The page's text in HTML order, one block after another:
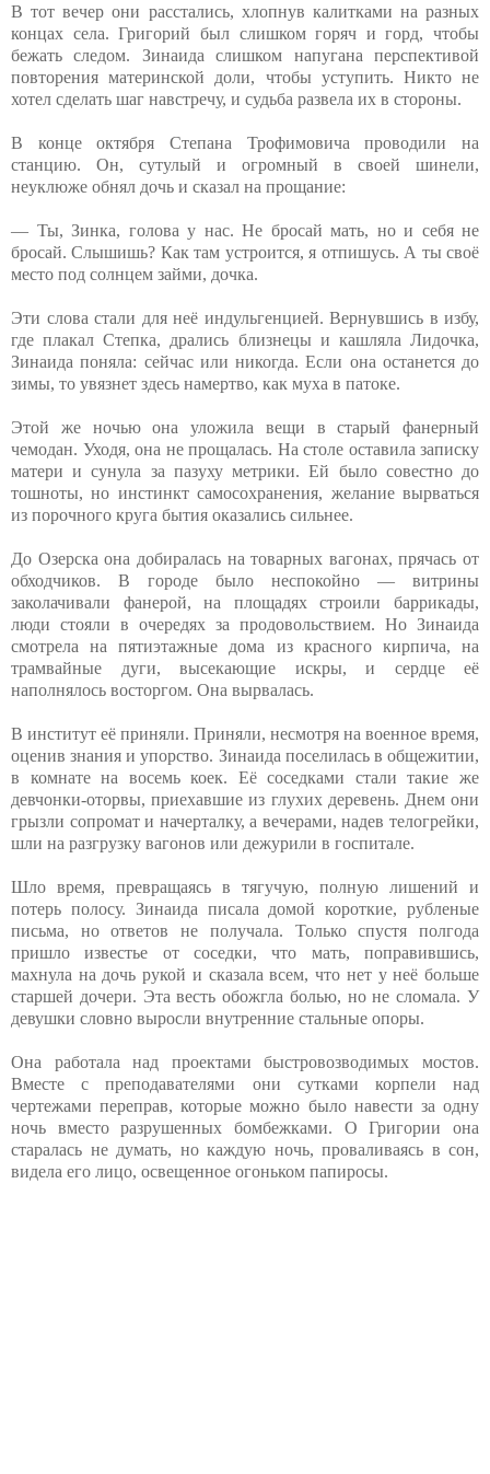
В тот вечер они расстались, хлопнув калитками на разных
концах села. Григорий был слишком горяч и горд, чтобы
бежать следом. Зинаида слишком напугана перспективой
повторения материнской доли, чтобы уступить. Никто не
хотел сделать шаг навстречу, и судьба развела их в стороны.
В конце октября Степана Трофимовича проводили на
станцию. Он, сутулый и огромный в своей шинели,
неуклюже обнял дочь и сказал на прощание:
— Ты, Зинка, голова у нас. Не бросай мать, но и себя не
бросай. Слышишь? Как там устроится, я отпишусь. А ты своё
место под солнцем займи, дочка.
Эти слова стали для неё индульгенцией. Вернувшись в избу,
где плакал Степка, дрались близнецы и кашляла Лидочка,
Зинаида поняла: сейчас или никогда. Если она останется до
зимы, то увязнет здесь намертво, как муха в патоке.
Этой же ночью она уложила вещи в старый фанерный
чемодан. Уходя, она не прощалась. На столе оставила записку
матери и сунула за пазуху метрики. Ей было совестно до
тошноты, но инстинкт самосохранения, желание вырваться
из порочного круга бытия оказались сильнее.
До Озерска она добиралась на товарных вагонах, прячась от
обходчиков. В городе было неспокойно — витрины
заколачивали фанерой, на площадях строили баррикады,
люди стояли в очередях за продовольствием. Но Зинаида
смотрела на пятиэтажные дома из красного кирпича, на
трамвайные дуги, высекающие искры, и сердце её
наполнялось восторгом. Она вырвалась.
В институт её приняли. Приняли, несмотря на военное время,
оценив знания и упорство. Зинаида поселилась в общежитии,
в комнате на восемь коек. Её соседками стали такие же
девчонки-оторвы, приехавшие из глухих деревень. Днем они
грызли сопромат и начерталку, а вечерами, надев телогрейки,
шли на разгрузку вагонов или дежурили в госпитале.
Шло время, превращаясь в тягучую, полную лишений и
потерь полосу. Зинаида писала домой короткие, рубленые
письма, но ответов не получала. Только спустя полгода
пришло известье от соседки, что мать, поправившись,
махнула на дочь рукой и сказала всем, что нет у неё больше
старшей дочери. Эта весть обожгла болью, но не сломала. У
девушки словно выросли внутренние стальные опоры.
Она работала над проектами быстровозводимых мостов.
Вместе с преподавателями они сутками корпели над
чертежами переправ, которые можно было навести за одну
ночь вместо разрушенных бомбежками. О Григории она
старалась не думать, но каждую ночь, проваливаясь в сон,
видела его лицо, освещенное огоньком папиросы.